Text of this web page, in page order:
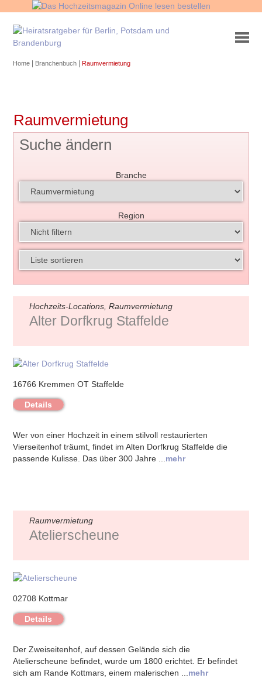
Home Branchenbuch |Raumvermietung
Raumvermietung
Suche ändern
Branche
Region
Hochzeits-Locations, Raumvermietung
Alter Dorfkrug Staffelde
16766 Kremmen OT Staffelde
Details
Wer von einer Hochzeit in einem stilvoll restaurierten
Vierseitenhof träumt, findet im Alten Dorfkrug Staffelde die
passende Kulisse. Das über 300 Jahre ... mehr
Raumvermietung
Atelierscheune
02708 Kottmar
Details
Der Zweiseitenhof, auf dessen Gelände sich die
Atelierscheune befindet, wurde um 1800 erichtet. Er befindet
sich am Rande Kottmars, einem malerischen ... mehr